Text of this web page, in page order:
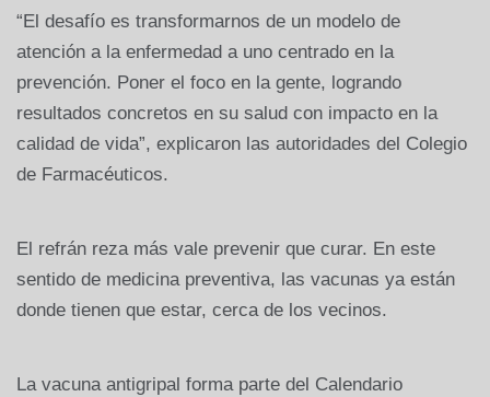
“El desafío es transformarnos de un modelo de
atención a la enfermedad a uno centrado en la
prevención. Poner el foco en la gente, logrando
resultados concretos en su salud con impacto en la
calidad de vida”, explicaron las autoridades del Colegio
de Farmacéuticos.
El refrán reza más vale prevenir que curar. En este
sentido de medicina preventiva, las vacunas ya están
donde tienen que estar, cerca de los vecinos.
La vacuna antigripal forma parte del Calendario